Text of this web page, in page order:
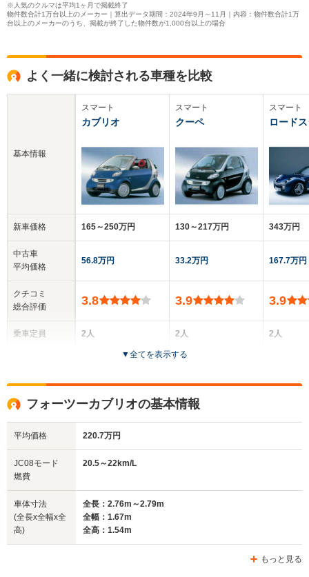
※人気のクルマは平均1ヶ月で掲載終了
物件数合計1万台以上のメーカー｜算出データ期間：2024年9月～11月｜内容：物件数合計1万
台以上のメーカーのうち、掲載が終了した物件数が1,000台以上の場合
よく一緒に検討される車種を比較
基本情報
新車価格
中古車
平均価格
クチコミ
総合評価
乗車定員
サイズ
(全長x全幅x全高)
スマート
カブリオ
165～250万円
56.8万円
3.8
2人
全高
1.55m
全幅
1.54m～1.58m
スマート
クーペ
130～217万円
33.2万円
3.9
2人
2ドア
スマート
ロード
343万円
167.7万円
3.9
2人
▼全てを表示する
フォーツーカブリオの基本情報
平均価格 220.7万円
JC08モード
燃費
20.5～22km/L
車体寸法
(全長x全幅x全
高)
全長：2.76m～2.79m
全幅：1.67m
全高：1.54m
もっと見る